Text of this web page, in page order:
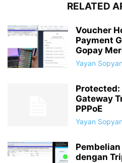
RELATED
Voucher
Payment
Gopay
Yayan Sopyan
Gateway
PPPoE
Yayan Sopyan
dengan